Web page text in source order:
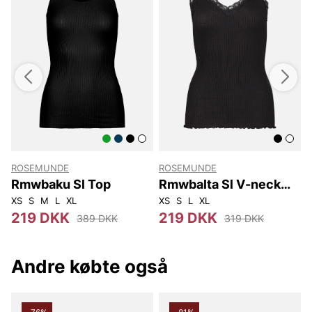
ROSEMUNDE
Rmwbaku Sl Top
XS S M L XL
219 DKK 389 DKK
ROSEMUNDE
Rmwbalta Sl V-neck
Top
XS S L XL
219 DKK 319 DKK
Andre købte også